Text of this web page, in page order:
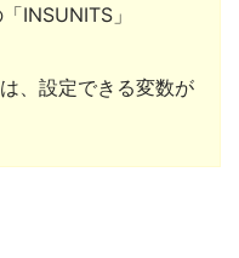
INSUNITS」
、設定できる変数が